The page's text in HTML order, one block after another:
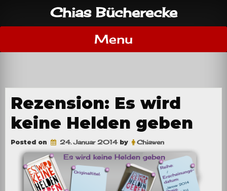
content
Chias Bücherecke
Menu
Rezension: Es wird
keine Helden geben
Posted on 24. Januar 2014by Chiawen